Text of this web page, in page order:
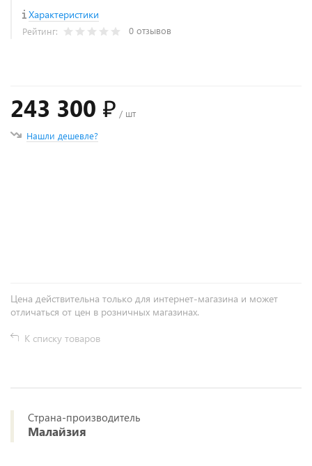
Характеристики
Рейтинг: 0 отзывов
243 300 ₽ / шт
Нашли дешевле?
Цена действительна только для интернет-магазина и может
отличаться от цен в розничных магазинах.
К списку товаров
Страна-производитель
Малайзия